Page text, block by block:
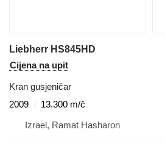
Liebherr HS845HD
Cijena na upit
Kran gusjeničar
2009
13.300 m/č
Izrael, Ramat Hasharon